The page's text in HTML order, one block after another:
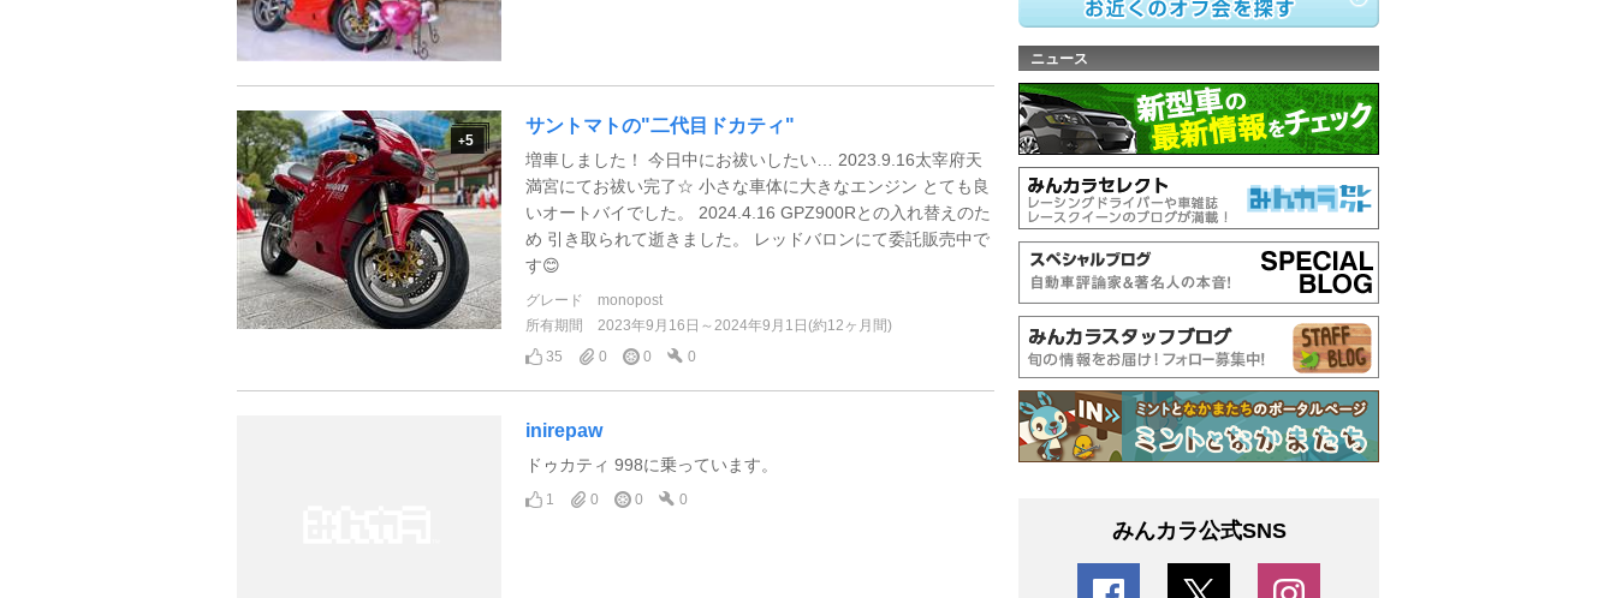
+5
サントマトの"二代目ドカティ"
増車しました！ 今日中にお祓いしたい… 2023.9.16太宰府天
満宮にてお祓い完了☆ 小さな車体に大きなエンジン とても良
いオートバイでした。 2024.4.16 GPZ900Rとの入れ替えのた
め 引き取られて逝きました。 レッドバロンにて委託販売中で
す😊
グレード
monopost
所有期間
2023年9月16日～2024年9月1日(約12ヶ月間)
35
0 0 0
inirepaw
ドゥカティ 998に乗っています。
1 0 0 0
ニュース
みんカラ公式SNS